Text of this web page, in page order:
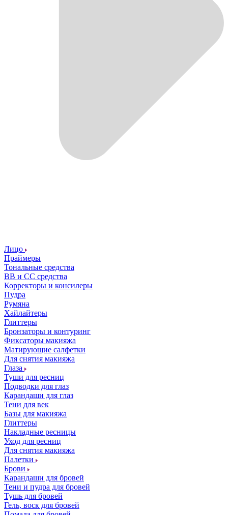
Лицо
Праймеры
Тональные средства
ВВ и СС средства
Корректоры и консилеры
Пудра
Румяна
Хайлайтеры
Глиттеры
Бронзаторы и контуринг
Фиксаторы макияжа
Матирующие салфетки
Для снятия макияжа
Глаза
Туши для ресниц
Подводки для глаз
Карандаши для глаз
Тени для век
Базы для макияжа
Глиттеры
Накладные ресницы
Уход для ресниц
Для снятия макияжа
Палетки
Брови
Карандаши для бровей
Тени и пудра для бровей
Тушь для бровей
Гель, воск для бровей